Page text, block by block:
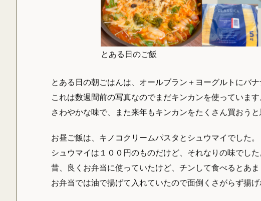
とある日のご飯
とある日の朝ごはんは、オールブラン＋ヨーグルトにバナ
これは数週間前の写真なのでまだキンカンを使っています
さわやかな味で、また来年もキンカンをたくさん買おうと
お昼ご飯は、キノコクリームパスタとシュウマイでした。
シュウマイは１００円のものだけど、それなりの味でした
昔、良くお弁当に使っていたけど、チンして食べるとあま
お弁当では油で揚げて入れていたので面倒くさがらず揚げ